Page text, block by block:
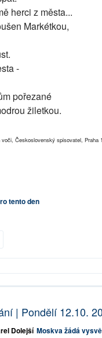
herci z města...
Markétkou,
-
pořezané
žiletkou.
Československý spisovatel, Praha
tento den
| Pondělí 12.10.
Dolejší Moskva žádá